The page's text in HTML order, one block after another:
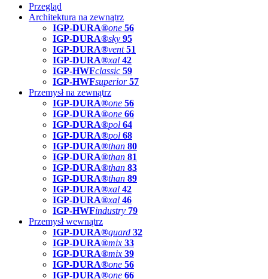
Przegląd
Architektura na zewnątrz
IGP-DURA®one 56
IGP-DURA®sky 95
IGP-DURA®vent 51
IGP-DURA®xal 42
IGP-HWFclassic 59
IGP-HWFsuperior 57
Przemysł na zewnątrz
IGP-DURA®one 56
IGP-DURA®one 66
IGP-DURA®pol 64
IGP-DURA®pol 68
IGP-DURA®than 80
IGP-DURA®than 81
IGP-DURA®than 83
IGP-DURA®than 89
IGP-DURA®xal 42
IGP-DURA®xal 46
IGP-HWFindustry 79
Przemysł wewnątrz
IGP-DURA®guard 32
IGP-DURA®mix 33
IGP-DURA®mix 39
IGP-DURA®one 56
IGP-DURA®one 66